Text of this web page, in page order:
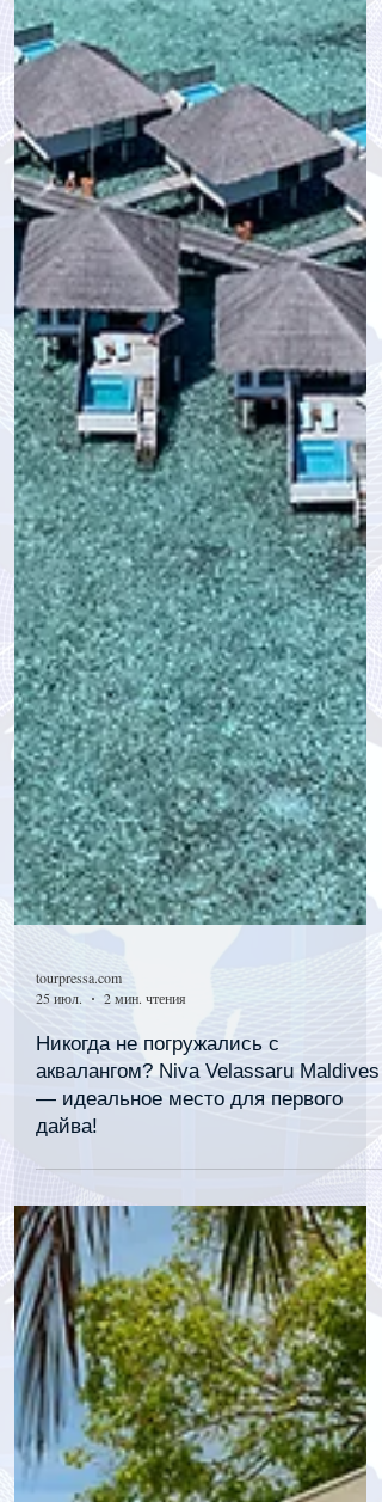
tourpressa.com
25 июл.
2 мин. чтения
Никогда не погружались с
аквалангом? Niva Velassaru Maldives
— идеальное место для первого